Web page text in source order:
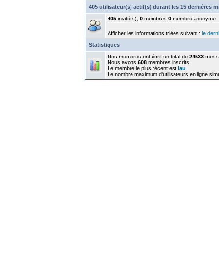
405 utilisateur(s) actif(s) durant les 15 dernières
405 invité(s), 0 membres 0 membre anonyme
Afficher les informations triées suivant : le
Statistiques
Nos membres ont écrit un total de 24533
Nous avons 608 membres inscrits
Le membre le plus récent est lau
Le nombre maximum d'utilisateurs en ligne